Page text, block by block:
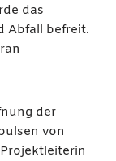
das
Abfall befreit.
der
von